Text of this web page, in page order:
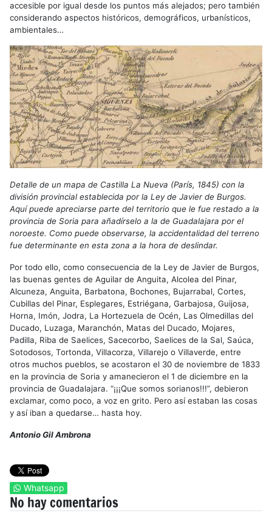
accesible por igual desde los puntos más alejados; pero también
considerando aspectos históricos, demográficos, urbanísticos,
ambientales…
Detalle de un mapa de Castilla La Nueva (París, 1845) con la
división provincial establecida por la Ley de Javier de Burgos.
Aquí puede apreciarse parte del territorio que le fue restado a la
provincia de Soria para añadírselo a la de Guadalajara por el
noroeste. Como puede observarse, la accidentalidad del terreno
fue determinante en esta zona a la hora de deslindar.
Por todo ello, como consecuencia de la Ley de Javier de Burgos,
las buenas gentes de Aguilar de Anguita, Alcolea del Pinar,
Alcuneza, Anguita, Barbatona, Bochones, Bujarrabal, Cortes,
Cubillas del Pinar, Esplegares, Estriégana, Garbajosa, Guijosa,
Horna, Imón, Jodra, La Hortezuela de Océn, Las Olmedillas del
Ducado, Luzaga, Maranchón, Matas del Ducado, Mojares,
Padilla, Riba de Saelices, Sacecorbo, Saelices de la Sal, Saúca,
Sotodosos, Tortonda, Villacorza, Villarejo o Villaverde, entre
otros muchos pueblos, se acostaron el 30 de noviembre de 1833
en la provincia de Soria y amanecieron el 1 de diciembre en la
provincia de Guadalajara. “¡¡¡Que somos sorianos!!!”, debieron
exclamar, como poco, a voz en grito. Pero así estaban las cosas
y así iban a quedarse… hasta hoy.
Antonio Gil Ambrona
Whatsapp
No hay comentarios